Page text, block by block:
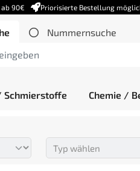
90€ Priorisierte Bestellung
Nummernsuche
Schmierstoffe Chemie /